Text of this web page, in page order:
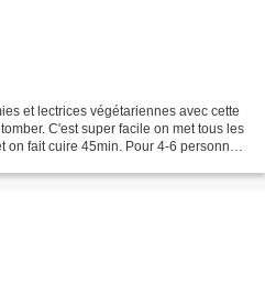
et lectrices végétariennes avec cette
C'est super facile on met tous les
fait cuire 45min. Pour 4-6 personnes